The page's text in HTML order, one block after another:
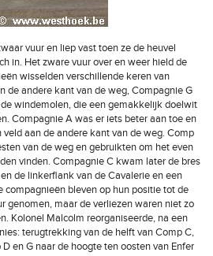
vuur en liep vast toen ze de heuvel
in. Het zware vuur over en weer hield de
wisselden verschillende keren van
de andere kant van de weg, Compagnie G
windemolen, die een gemakkelijk doelwit
Compagnie A was er iets beter aan toe en
veld aan de andere kant van de weg. Comp
van de weg en gebruikten om het even
vinden. Compagnie C kwam later de bres
de linkerflank van de Cavalerie en een
compagnieën bleven op hun positie tot de
genomen, maar de verliezen waren niet zo
Kolonel Malcolm reorganiseerde, na een
terugtrekking van de helft van Comp C,
en G naar de hoogte ten oosten van Enfer